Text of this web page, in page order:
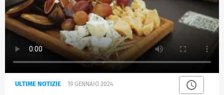
ULTIME NOTIZIE 19 GENNAIO 2024